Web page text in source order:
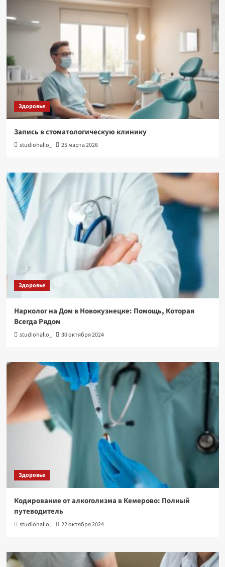
Здоровье
Запись в стоматологическую клинику
studiohallo_ 25 марта 2026
Здоровье
Нарколог на Дом в Новокузнецке: Помощь, Которая
Всегда Рядом
studiohallo_ 30 октября 2024
Здоровье
Кодирование от алкоголизма в Кемерово: Полный
путеводитель
studiohallo_ 22 октября 2024